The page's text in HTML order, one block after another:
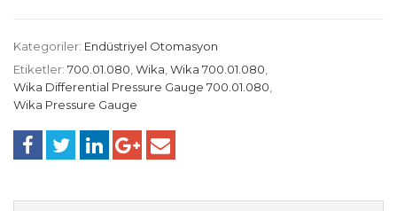
Kategoriler: Endüstriyel Otomasyon
Etiketler: 700.01.080 Wika Wika 700.01.080
Wika Differential Pressure Gauge 700.01.080
Wika Pressure Gauge